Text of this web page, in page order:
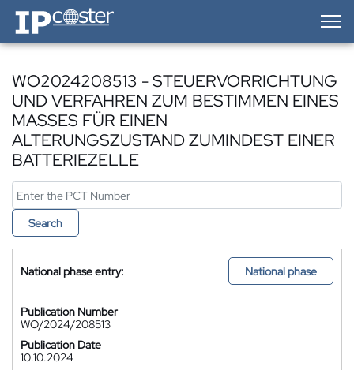
IP-Coster — Home
WO2024208513 - STEUERVORRICHTUNG
UND VERFAHREN ZUM BESTIMMEN EINES
MASSES FÜR EINEN
ALTERUNGSZUSTAND ZUMINDEST EINER
BATTERIEZELLE
Search
National phase entry: National phase
Publication Number
WO/2024/208513
Publication Date
10.10.2024